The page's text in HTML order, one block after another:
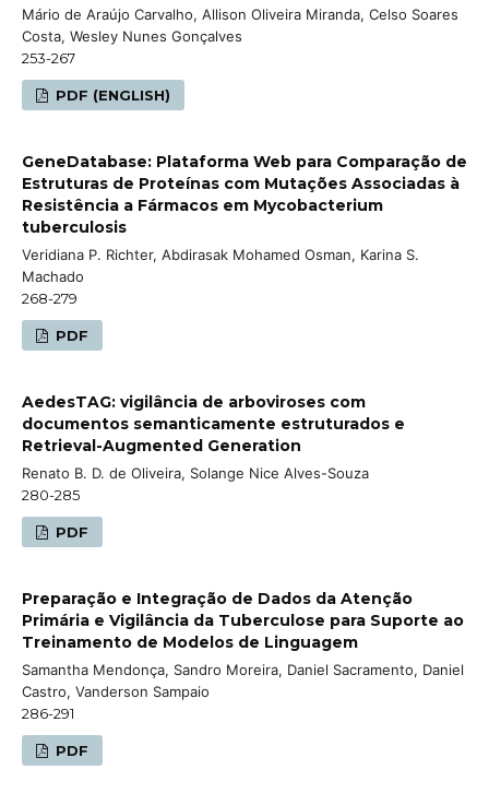
Mário de Araújo Carvalho, Allison Oliveira Miranda, Celso Soares
Costa, Wesley Nunes Gonçalves
253-267
PDF (ENGLISH)
GeneDatabase: Plataforma Web para Comparação de
Estruturas de Proteínas com Mutações Associadas à
Resistência a Fármacos em Mycobacterium
tuberculosis
Veridiana P. Richter, Abdirasak Mohamed Osman, Karina S.
Machado
268-279
PDF
AedesTAG: vigilância de arboviroses com
documentos semanticamente estruturados e
Retrieval-Augmented Generation
Renato B. D. de Oliveira, Solange Nice Alves-Souza
280-285
PDF
Preparação e Integração de Dados da Atenção
Primária e Vigilância da Tuberculose para Suporte ao
Treinamento de Modelos de Linguagem
Samantha Mendonça, Sandro Moreira, Daniel Sacramento, Daniel
Castro, Vanderson Sampaio
286-291
PDF